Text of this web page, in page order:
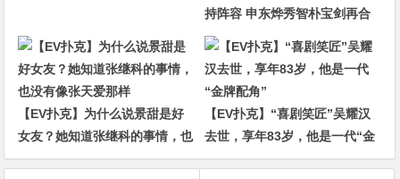
持阵容 申东烨秀智朴宝剑再合
作
【EV扑克】为什么说景甜是好
女友？她知道张继科的事情，也
没有像张天爱那样
【EV扑克】“喜剧笑匠”吴耀汉
去世，享年83岁，他是一代“金
牌配角”